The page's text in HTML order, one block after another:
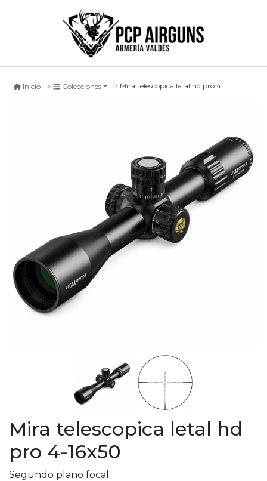
Inicio Colecciones Mira telescopica letal hd pro 4-16x50
Mira telescopica letal hd
pro 4-16x50
Segundo plano focal